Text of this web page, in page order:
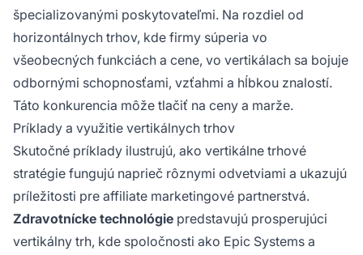
špecializovanými poskytovateľmi. Na rozdiel od
horizontálnych trhov, kde firmy súperia vo
všeobecných funkciách a cene, vo vertikálach sa bojuje
odbornými schopnosťami, vzťahmi a hĺbkou znalostí.
Táto konkurencia môže tlačiť na ceny a marže.
Príklady a využitie vertikálnych trhov
Skutočné príklady ilustrujú, ako vertikálne trhové
stratégie fungujú naprieč rôznymi odvetviami a ukazujú
príležitosti pre affiliate marketingové partnerstvá.
Zdravotnícke technológie predstavujú prosperujúci
vertikálny trh, kde spoločnosti ako Epic Systems a